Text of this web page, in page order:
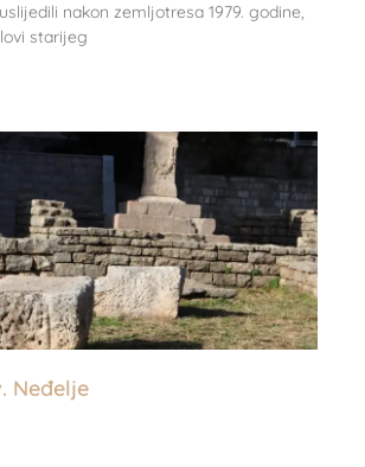
nakon zemljotresa 1979. godine,
starijeg
Neđelje